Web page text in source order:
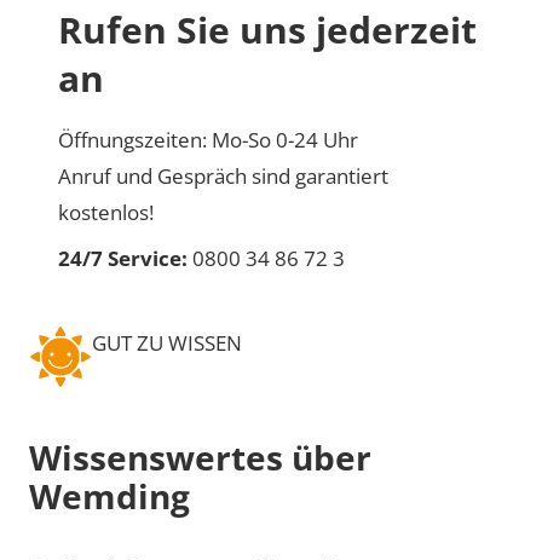
Rufen Sie uns jederzeit
an
Öffnungszeiten: Mo-So 0-24 Uhr
Anruf und Gespräch sind garantiert
kostenlos!
24/7 Service: 0800 34 86 72 3
GUT ZU WISSEN
Wissenswertes über
Wemding